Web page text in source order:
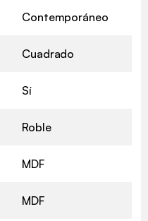
Contemporáneo
Cuadrado
Sí
Roble
MDF
MDF